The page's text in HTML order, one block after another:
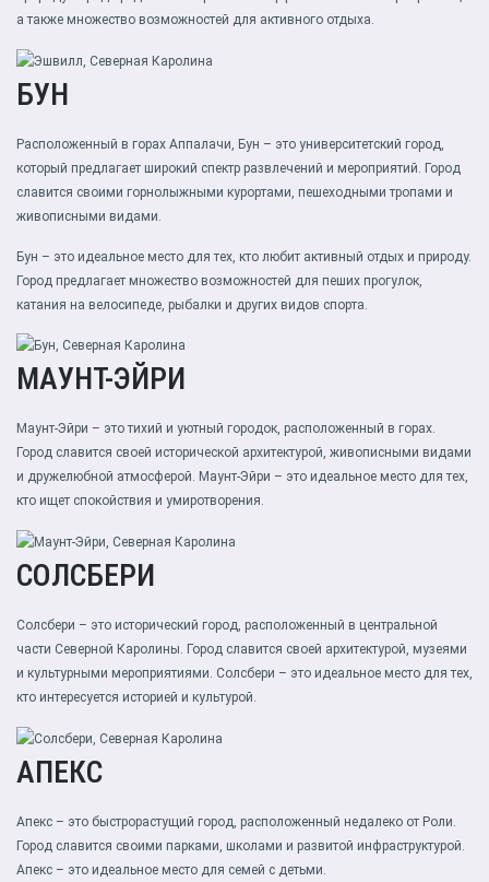
а также множество возможностей для активного отдыха.
БУН
Расположенный в горах Аппалачи, Бун – это университетский город,
который предлагает широкий спектр развлечений и мероприятий. Город
славится своими горнолыжными курортами, пешеходными тропами и
живописными видами.
Бун – это идеальное место для тех, кто любит активный отдых и природу.
Город предлагает множество возможностей для пеших прогулок,
катания на велосипеде, рыбалки и других видов спорта.
МАУНТ-ЭЙРИ
Маунт-Эйри – это тихий и уютный городок, расположенный в горах.
Город славится своей исторической архитектурой, живописными видами
и дружелюбной атмосферой. Маунт-Эйри – это идеальное место для тех,
кто ищет спокойствия и умиротворения.
СОЛСБЕРИ
Солсбери – это исторический город, расположенный в центральной
части Северной Каролины. Город славится своей архитектурой, музеями
и культурными мероприятиями. Солсбери – это идеальное место для тех,
кто интересуется историей и культурой.
АПЕКС
Апекс – это быстрорастущий город, расположенный недалеко от Роли.
Город славится своими парками, школами и развитой инфраструктурой.
Апекс – это идеальное место для семей с детьми.